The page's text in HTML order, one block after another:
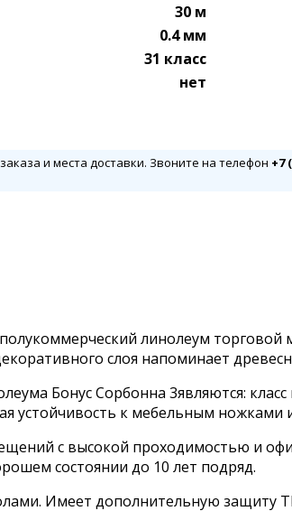
30 м
0.4 мм
31 класс
нет
и места доставки. Звоните на телефон +7
линолеум
слоя напоминает
Бонус Сорбонна 3являются:
устойчивость к мебельным
с высокой проходимостью и
состоянии до 10 лет подряд.
Имеет дополнительную защиту